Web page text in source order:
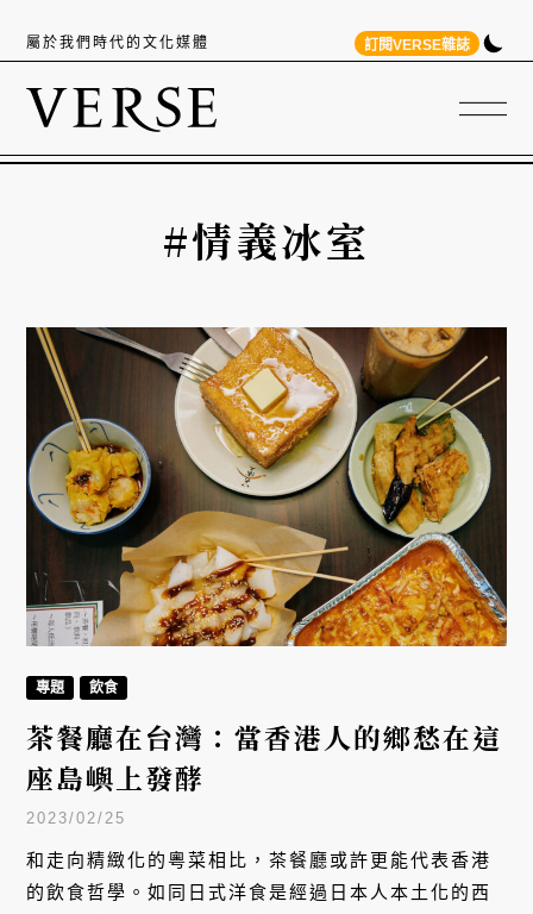
屬於我們時代的文化媒體 訂閱VERSE雜誌
#情義冰室
專題 飲食
茶餐廳在台灣：當香港人的鄉愁在這
座島嶼上發酵
2023/02/25
和走向精緻化的粵菜相比，茶餐廳或許更能代表香港
的飲食哲學。如同日式洋食是經過日本人本土化的西